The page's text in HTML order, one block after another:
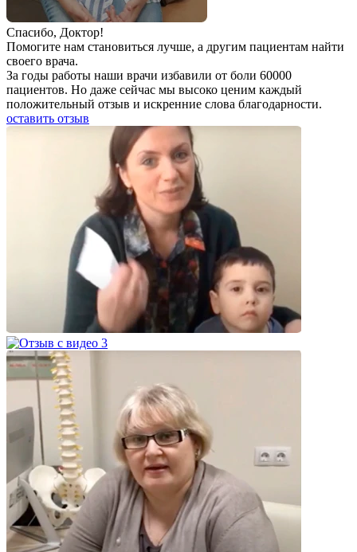
Спаcибо, Доктор!
Помогите нам становиться лучше, а другим пациентам найти
своего врача.
За годы работы наши врачи избавили от боли 60000
пациентов. Но даже сейчас мы высоко ценим каждый
положительный отзыв и искренние слова благодарности.
оставить отзыв